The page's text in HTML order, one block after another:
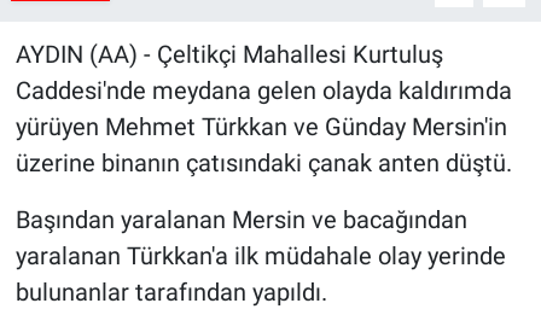
AYDIN (AA) - Çeltikçi Mahallesi Kurtuluş
Caddesi'nde meydana gelen olayda kaldırımda
yürüyen Mehmet Türkkan ve Günday Mersin'in
üzerine binanın çatısındaki çanak anten düştü.
Başından yaralanan Mersin ve bacağından
yaralanan Türkkan'a ilk müdahale olay yerinde
bulunanlar tarafından yapıldı.